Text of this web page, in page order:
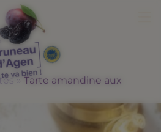
»Tarte amandine aux